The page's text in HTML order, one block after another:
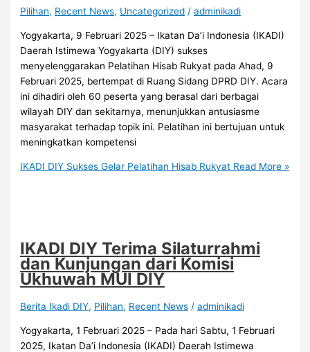
Pilihan, Recent News, Uncategorized /adminikadi
Yogyakarta, 9 Februari 2025 – Ikatan Da’i Indonesia (IKADI)
Daerah Istimewa Yogyakarta (DIY) sukses
menyelenggarakan Pelatihan Hisab Rukyat pada Ahad, 9
Februari 2025, bertempat di Ruang Sidang DPRD DIY. Acara
ini dihadiri oleh 60 peserta yang berasal dari berbagai
wilayah DIY dan sekitarnya, menunjukkan antusiasme
masyarakat terhadap topik ini. Pelatihan ini bertujuan untuk
meningkatkan kompetensi
IKADI DIY Sukses Gelar Pelatihan Hisab Rukyat Read More »
IKADI DIY Terima Silaturrahmi
dan Kunjungan dari Komisi
Ukhuwah MUI DIY
Berita Ikadi DIY, Pilihan, Recent News /adminikadi
Yogyakarta, 1 Februari 2025 – Pada hari Sabtu, 1 Februari
2025, Ikatan Da’i Indonesia (IKADI) Daerah Istimewa